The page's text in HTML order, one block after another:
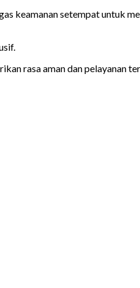
keamanan setempat untuk
rasa aman dan pelayanan